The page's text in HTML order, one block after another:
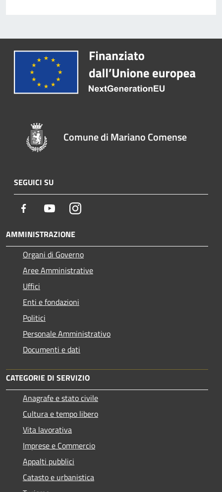
Comune di Mariano Comense
SEGUICI SU
Facebook YoutubeInstagram
AMMINISTRAZIONE
Organi di Governo
Aree Amministrative
Uffici
Enti e fondazioni
Politici
Personale Amministrativo
Documenti e dati
CATEGORIE DI SERVIZIO
Anagrafe e stato civile
Cultura e tempo libero
Vita lavorativa
Imprese e Commercio
Appalti pubblici
Catasto e urbanistica